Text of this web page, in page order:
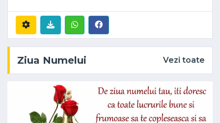
Ziua Numelui Vezi toate